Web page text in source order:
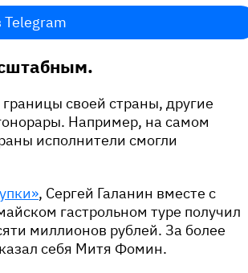
Telegram
своей страны, другие
Например, на самом
исполнители смогли
, Сергей Галанин вместе с
гастрольном туре получил
миллионов рублей. За более
себя Митя Фомин.